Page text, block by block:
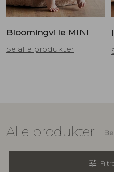
Bloomingville MINI
Se alle produkter
Alle produkter
tune Filtre